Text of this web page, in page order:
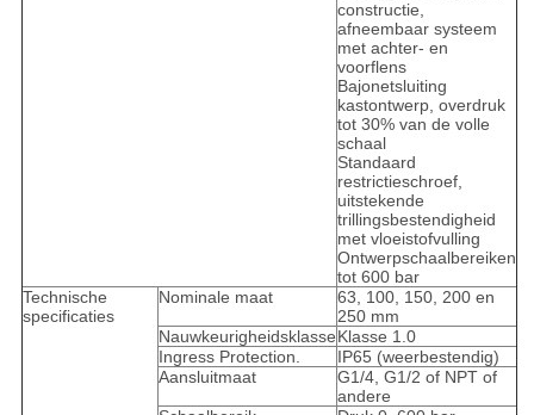
constructie,
afneembaar systeem
met achter- en
voorflens
Bajonetsluiting
kastontwerp, overdruk
tot 30% van de volle
schaal
Standaard
restrictieschroef,
uitstekende
trillingsbestendigheid
met vloeistofvulling
Ontwerpschaalbereiken
tot 600 bar
Technische
specificaties
Nominale maat
63, 100, 150, 200 en
250 mm
NauwkeurigheidsklasseKlasse 1.0
Ingress Protection.
IP65 (weerbestendig)
Aansluitmaat
G1/4, G1/2 of NPT of
andere